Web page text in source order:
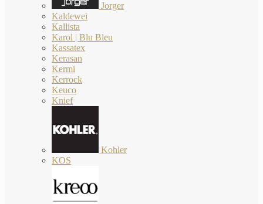
Jorger
Kaldewei
Kallista
Karol | Blu Bleu
Kassatex
Kerasan
Kermi
Kerrock
Keuco
Knief
Kohler
KOS